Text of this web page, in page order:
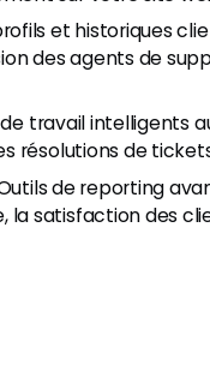
et historiques
des agents de
de travail intelligents
résolutions de
de reporting
la satisfaction des